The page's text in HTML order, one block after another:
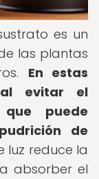
es un
las plantas
En estas
evitar el
puede
de
luz reduce la
absorber el